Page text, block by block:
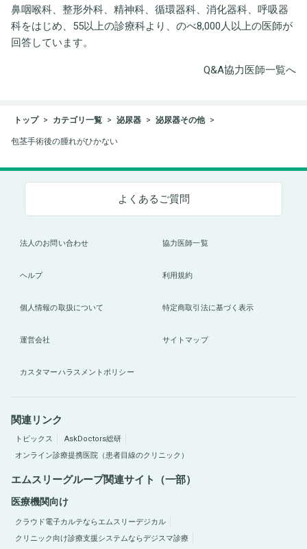
鼻咽喉科、整形外科、精神科、循環器科、消化器科、呼吸器
科をはじめ、55以上の診療科より、のべ8,000人以上の医師が
回答しています。
Q&A協力医師一覧へ
トップ カテゴリ一覧 泌尿器 泌尿器その他
包茎手術後の腫れがひかない
よくあるご質問
法人のお問い合わせ 協力医師一覧
ヘルプ 利用規約
個人情報の取扱について 特定商取引法に基づく表示
運営会社 サイトマップ
カスタマーハラスメントポリシー
関連リンク
トピックス
AskDoctors総研
オンライン診療提携医院（患者目線のクリニック）
エムスリーグループ関連サイト（一部）
医療機関向け
クラウド電子カルテならエムスリーデジカル
クリニック向け診療支援システムならデジスマ診療